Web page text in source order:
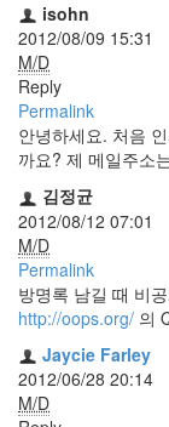
isohn
2012/08/09 15:31
M/D
Reply
Permalink
안녕하세요. 처음
까요? 제 메일주소
김정균
2012/08/12 07:01
M/D
Permalink
방명록 남길 때 비
http://oops.org/ 의
Jaycie Farley
2012/06/28 20:14
M/D
밍
57
Mozilla
23
Tip
&
Trick
18
security
3
Scuba
Diving
0
제
품
리
뷰